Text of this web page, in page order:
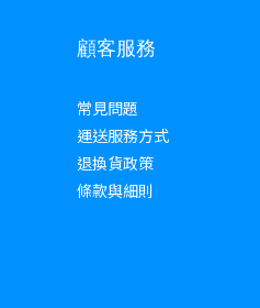
顧客服務
常見問題
運送服務方式
退換貨政策
條款與細則